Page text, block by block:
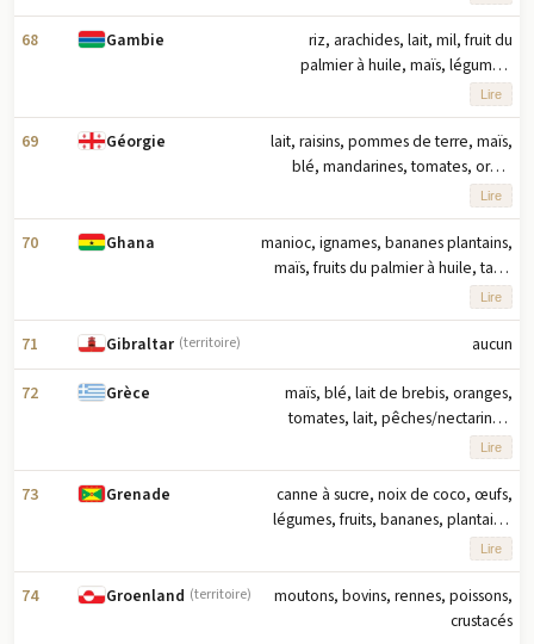
arachides, viande de brousse (2023)
note : dix principaux produits
agricoles basés sur le tonnage
68 Gambie
riz, arachides, lait, mil, fruit du
palmier à huile, maïs, légumes,
manioc, fruits, sorgho (2023) note :
dix principaux produits agricoles
basés sur le tonnage
Lire
69 Géorgie
lait, raisins, pommes de terre, maïs,
blé, mandarines, tomates, orge,
pommes, œufs (2023) note : dix
principaux produits agricoles basés
sur le tonnage
Lire
70 Ghana
manioc, ignames, bananes plantains,
maïs, fruits du palmier à huile, taro,
riz, oranges, ananas, fèves de cacao
(2023) note : dix principaux produits
agricoles en tonnage
Lire
71 Gibraltar (territoire) aucun
72 Grèce
maïs, blé, lait de brebis, oranges,
tomates, lait, pêches/nectarines,
raisins, pastèques, orge (2023) note :
dix principaux produits agricoles
basés sur le tonnage
Lire
73 Grenade
canne à sucre, noix de coco, œufs,
légumes, fruits, bananes, plantains,
pamplemousses, avocats,
mangues/goyaves (2023) note : dix
principaux produits agricoles basés
sur le tonnage
Lire
74 Groenland (territoire)
moutons, bovins, rennes, poissons,
crustacés